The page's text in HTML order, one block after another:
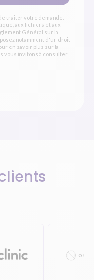
traiter votre demande.
aux fichiers et aux
Général sur la
notamment d'un droit
en savoir plus sur la
vous invitons à consulter